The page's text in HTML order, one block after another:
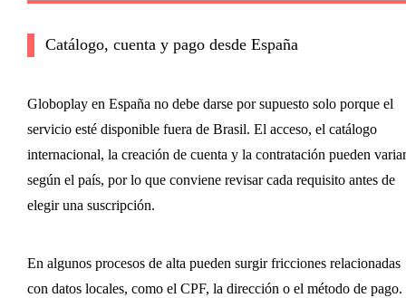
Catálogo, cuenta y pago desde España
Globoplay en España no debe darse por supuesto solo porque el
servicio esté disponible fuera de Brasil. El acceso, el catálogo
internacional, la creación de cuenta y la contratación pueden variar
según el país, por lo que conviene revisar cada requisito antes de
elegir una suscripción.
En algunos procesos de alta pueden surgir fricciones relacionadas
con datos locales, como el CPF, la dirección o el método de pago.